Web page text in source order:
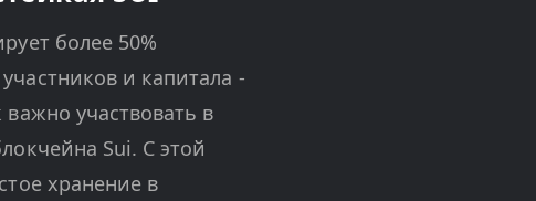
более 50%
и капитала -
участвовать в
Sui. С этой
хранение в